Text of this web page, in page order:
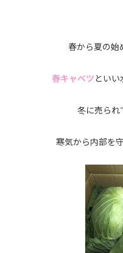
春から夏の始
春キャベツといい
冬に売られ
寒気から内部を